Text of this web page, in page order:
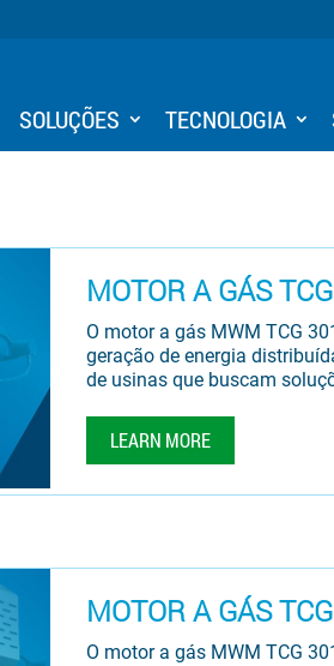
SOLUÇÕES TECNOLOGIA
MOTOR A GÁS
O motor a gás MWM TCG
geração de energia
de usinas que buscam
LEARN MORE
MOTOR A GÁS
O motor a gás MWM TCG